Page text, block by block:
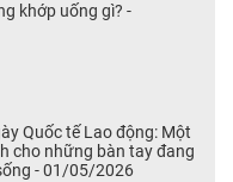
khớp uống gì? -
Quốc tế Lao động: Một
cho những bàn tay đang
- 01/05/2026